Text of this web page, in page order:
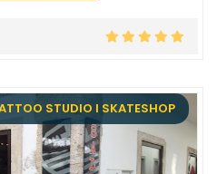
STUDIO I SKATESHOP